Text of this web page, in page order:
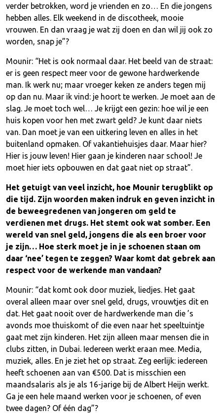
verder betrokken, word je vrienden en zo… En die jongens
hebben alles. Elk weekend in de discotheek, mooie
vrouwen. En dan vraag je wat zij doen en dan wil jij ook zo
worden, snap je”?
Mounir: “Het is ook normaal daar. Het beeld van de straat:
er is geen respect meer voor de gewone hardwerkende
man. Ik werk nu; maar vroeger keken ze anders tegen mij
op dan nu. Maar ik vind: je hoort te werken. Je moet aan de
slag. Je moet toch wel… Je krijgt een gezin: hoe wil je een
huis kopen voor hen met zwart geld? Je kunt daar niets
van. Dan moet je van een uitkering leven en alles in het
buitenland opmaken. Of vakantiehuisjes daar. Maar hier?
Hier is jouw leven! Hier gaan je kinderen naar school! Je
moet hier iets opbouwen en dat gaat niet op straat”.
Het getuigt van veel inzicht, hoe Mounir terugblikt op
die tijd. Zijn woorden maken indruk en geven inzicht in
de beweegredenen van jongeren om geld te
verdienen met drugs. Het stemt ook wat somber. Een
wereld van snel geld, jongens die als een broer voor
je zijn… Hoe sterk moet je in je schoenen staan om
daar ‘nee’ tegen te zeggen? Waar komt dat gebrek aan
respect voor de werkende man vandaan?
Mounir: “dat komt ook door muziek, liedjes. Het gaat
overal alleen maar over snel geld, drugs, vrouwtjes dit en
dat. Het gaat nooit over de hardwerkende man die ’s
avonds moe thuiskomt of die even naar het speeltuintje
gaat met zijn kinderen. Het zijn alleen maar mensen die in
clubs zitten, in Dubai. Iedereen werkt eraan mee. Media,
muziek, alles. En je ziet het op straat. Zeg eerlijk: iedereen
heeft schoenen aan van €500. Dat is misschien een
maandsalaris als je als 16-jarige bij de Albert Heijn werkt.
Ga je een hele maand werken voor je schoenen, of even
twee dagen? Of één dag”?